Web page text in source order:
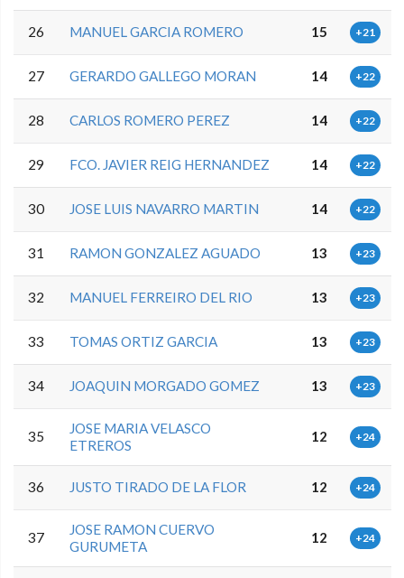
26 MANUEL GARCIA ROMERO 15 +21
27 GERARDO GALLEGO MORAN 14 +22
28 CARLOS ROMERO PEREZ 14 +22
29 FCO. JAVIER REIG HERNANDEZ 14 +22
30 JOSE LUIS NAVARRO MARTIN 14 +22
31 RAMON GONZALEZ AGUADO 13 +23
32 MANUEL FERREIRO DEL RIO 13 +23
33 TOMAS ORTIZ GARCIA 13 +23
34 JOAQUIN MORGADO GOMEZ 13 +23
35
JOSE MARIA VELASCO
ETREROS
12 +24
36 JUSTO TIRADO DE LA FLOR 12 +24
37
JOSE RAMON CUERVO
GURUMETA
12 +24